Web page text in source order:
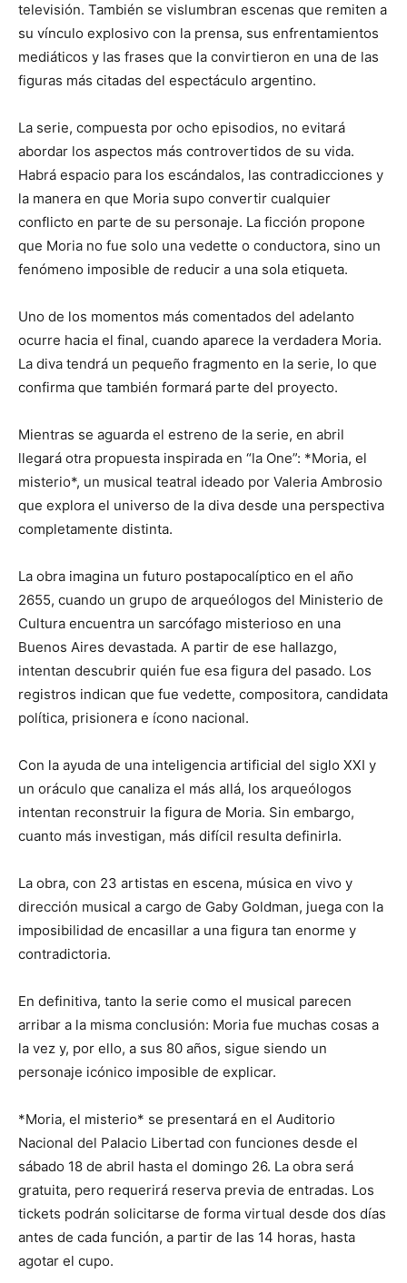
televisión. También se vislumbran escenas que remiten a
su vínculo explosivo con la prensa, sus enfrentamientos
mediáticos y las frases que la convirtieron en una de las
figuras más citadas del espectáculo argentino.
La serie, compuesta por ocho episodios, no evitará
abordar los aspectos más controvertidos de su vida.
Habrá espacio para los escándalos, las contradicciones y
la manera en que Moria supo convertir cualquier
conflicto en parte de su personaje. La ficción propone
que Moria no fue solo una vedette o conductora, sino un
fenómeno imposible de reducir a una sola etiqueta.
Uno de los momentos más comentados del adelanto
ocurre hacia el final, cuando aparece la verdadera Moria.
La diva tendrá un pequeño fragmento en la serie, lo que
confirma que también formará parte del proyecto.
Mientras se aguarda el estreno de la serie, en abril
llegará otra propuesta inspirada en “la One”: *Moria, el
misterio*, un musical teatral ideado por Valeria Ambrosio
que explora el universo de la diva desde una perspectiva
completamente distinta.
La obra imagina un futuro postapocalíptico en el año
2655, cuando un grupo de arqueólogos del Ministerio de
Cultura encuentra un sarcófago misterioso en una
Buenos Aires devastada. A partir de ese hallazgo,
intentan descubrir quién fue esa figura del pasado. Los
registros indican que fue vedette, compositora, candidata
política, prisionera e ícono nacional.
Con la ayuda de una inteligencia artificial del siglo XXI y
un oráculo que canaliza el más allá, los arqueólogos
intentan reconstruir la figura de Moria. Sin embargo,
cuanto más investigan, más difícil resulta definirla.
La obra, con 23 artistas en escena, música en vivo y
dirección musical a cargo de Gaby Goldman, juega con la
imposibilidad de encasillar a una figura tan enorme y
contradictoria.
En definitiva, tanto la serie como el musical parecen
arribar a la misma conclusión: Moria fue muchas cosas a
la vez y, por ello, a sus 80 años, sigue siendo un
personaje icónico imposible de explicar.
*Moria, el misterio* se presentará en el Auditorio
Nacional del Palacio Libertad con funciones desde el
sábado 18 de abril hasta el domingo 26. La obra será
gratuita, pero requerirá reserva previa de entradas. Los
tickets podrán solicitarse de forma virtual desde dos días
antes de cada función, a partir de las 14 horas, hasta
agotar el cupo.